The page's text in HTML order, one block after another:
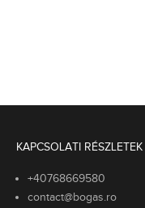
KAPCSOLATI RÉSZLETEK
+40768669580
contact@bogas.ro